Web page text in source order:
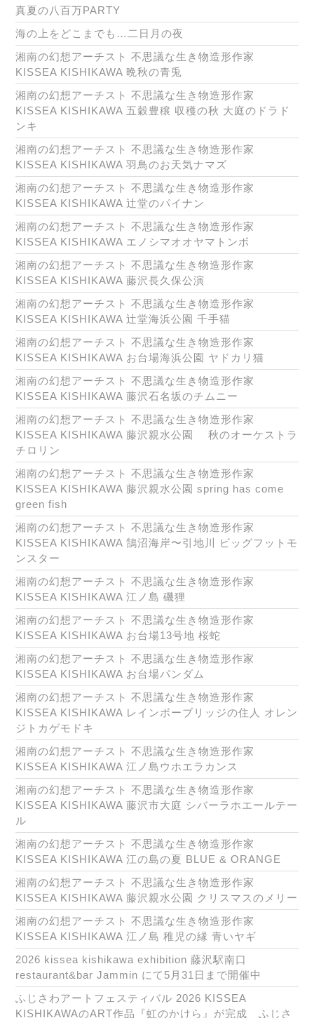
真夏の八百万PARTY
海の上をどこまでも…二日月の夜
湘南の幻想アーチスト 不思議な生き物造形作家
KISSEA KISHIKAWA 晩秋の青兎
湘南の幻想アーチスト 不思議な生き物造形作家
KISSEA KISHIKAWA 五穀豊穣 収穫の秋 大庭のドラド
ンキ
湘南の幻想アーチスト 不思議な生き物造形作家
KISSEA KISHIKAWA 羽鳥のお天気ナマズ
湘南の幻想アーチスト 不思議な生き物造形作家
KISSEA KISHIKAWA 辻堂のパイナン
湘南の幻想アーチスト 不思議な生き物造形作家
KISSEA KISHIKAWA エノシマオオヤマトンボ
湘南の幻想アーチスト 不思議な生き物造形作家
KISSEA KISHIKAWA 藤沢長久保公演
湘南の幻想アーチスト 不思議な生き物造形作家
KISSEA KISHIKAWA 辻堂海浜公園 千手猫
湘南の幻想アーチスト 不思議な生き物造形作家
KISSEA KISHIKAWA お台場海浜公園 ヤドカリ猫
湘南の幻想アーチスト 不思議な生き物造形作家
KISSEA KISHIKAWA 藤沢石名坂のチムニー
湘南の幻想アーチスト 不思議な生き物造形作家
KISSEA KISHIKAWA 藤沢親水公園 秋のオーケストラ
チロリン
湘南の幻想アーチスト 不思議な生き物造形作家
KISSEA KISHIKAWA 藤沢親水公園 spring has come
green fish
湘南の幻想アーチスト 不思議な生き物造形作家
KISSEA KISHIKAWA 鵠沼海岸〜引地川 ビッグフットモ
ンスター
湘南の幻想アーチスト 不思議な生き物造形作家
KISSEA KISHIKAWA 江ノ島 磯狸
湘南の幻想アーチスト 不思議な生き物造形作家
KISSEA KISHIKAWA お台場13号地 桜蛇
湘南の幻想アーチスト 不思議な生き物造形作家
KISSEA KISHIKAWA お台場パンダム
湘南の幻想アーチスト 不思議な生き物造形作家
KISSEA KISHIKAWA レインボーブリッジの住人 オレン
ジトカゲモドキ
湘南の幻想アーチスト 不思議な生き物造形作家
KISSEA KISHIKAWA 江ノ島ウホエラカンス
湘南の幻想アーチスト 不思議な生き物造形作家
KISSEA KISHIKAWA 藤沢市大庭 シバーラホエールテー
ル
湘南の幻想アーチスト 不思議な生き物造形作家
KISSEA KISHIKAWA 江の島の夏 BLUE & ORANGE
湘南の幻想アーチスト 不思議な生き物造形作家
KISSEA KISHIKAWA 藤沢親水公園 クリスマスのメリー
湘南の幻想アーチスト 不思議な生き物造形作家
KISSEA KISHIKAWA 江ノ島 稚児の縁 青いヤギ
2026 kissea kishikawa exhibition 藤沢駅南口
restaurant&bar Jammin にて5月31日まで開催中
ふじさわアートフェスティバル 2026 KISSEA
KISHIKAWAのART作品『虹のかけら』が完成 ふじさ